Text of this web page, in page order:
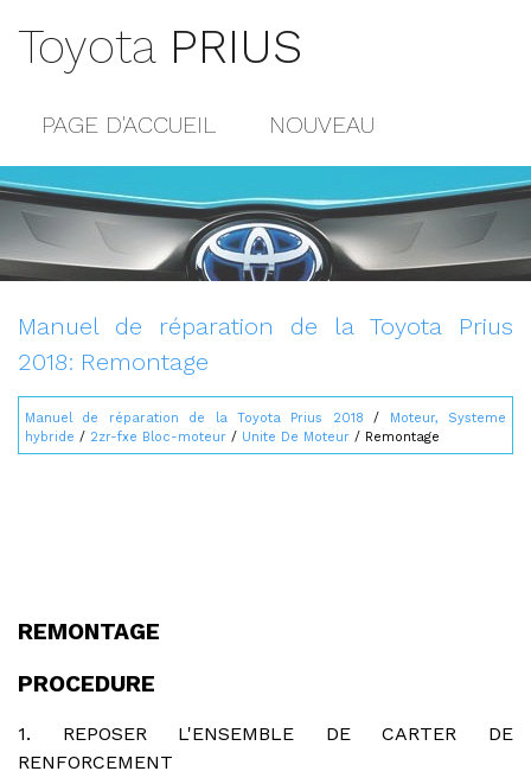
Toyota PRIUS
PAGE D'ACCUEIL NOUVEAU
POPULAIRE
CONTACTS
Manuel de réparation de la Toyota Prius
2018: Remontage
Manuel de réparation de la Toyota Prius 2018 /
Moteur, Systeme
hybride / 2zr-fxe Bloc-moteur / Unite De Moteur / Remontage
REMONTAGE
PROCEDURE
1. REPOSER L'ENSEMBLE DE CARTER DE
RENFORCEMENT